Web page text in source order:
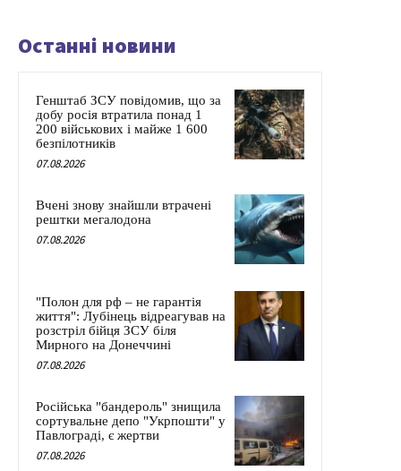
Останні новини
Генштаб ЗСУ повідомив, що за
добу росія втратила понад 1
200 військових і майже 1 600
безпілотників
07.08.2026
Вчені знову знайшли втрачені
рештки мегалодона
07.08.2026
"Полон для рф – не гарантія
життя": Лубінець відреагував на
розстріл бійця ЗСУ біля
Мирного на Донеччині
07.08.2026
Російська "бандероль" знищила
сортувальне депо "Укрпошти" у
Павлограді, є жертви
07.08.2026